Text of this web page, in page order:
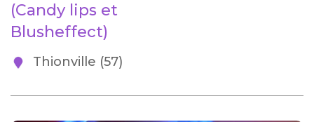
(Candy lips et
Blusheffect)
Thionville (57)